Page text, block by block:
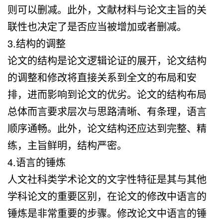
则可以删减。此外，文献材料与论文主旨的关
联性也决定了是否应当被增加或者删减。
3.结构的调整
论文的结构是论文逻辑论证的展开，论文结构
的调整和修改将直接关系到全文的布局和安
排，进而影响到论文的优劣。论文的结构布局
总体而言要求层次与思路清晰、有条理，语言
顺序通畅。此外，论文结构还应达到完整、精
练，主旨鲜明，结构严密。
4.语言的锤炼
人文社科类学术论文的文字性特征是其与其他
学科论文的重要区别，在论文的修改中语言的
锤炼是非常重要的步骤。修改论文中语言的锤